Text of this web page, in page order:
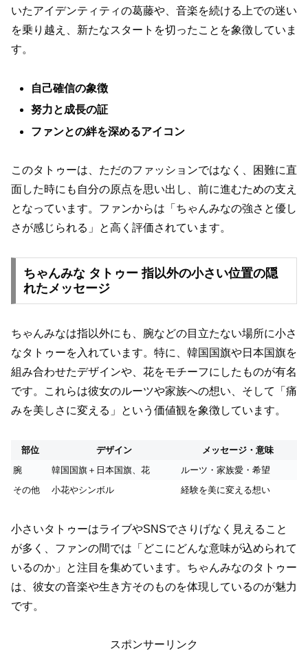
いたアイデンティティの葛藤や、音楽を続ける上での迷い
を乗り越え、新たなスタートを切ったことを象徴していま
す。
自己確信の象徴
努力と成長の証
ファンとの絆を深めるアイコン
このタトゥーは、ただのファッションではなく、困難に直
面した時にも自分の原点を思い出し、前に進むための支え
となっています。ファンからは「ちゃんみなの強さと優し
さが感じられる」と高く評価されています。
ちゃんみな タトゥー 指以外の小さい位置の隠
れたメッセージ
ちゃんみなは指以外にも、腕などの目立たない場所に小さ
なタトゥーを入れています。特に、韓国国旗や日本国旗を
組み合わせたデザインや、花をモチーフにしたものが有名
です。これらは彼女のルーツや家族への想い、そして「痛
みを美しさに変える」という価値観を象徴しています。
部位 デザイン
メッセージ・意味
腕
韓国国旗＋日本国旗、花
ルーツ・家族愛・希望
その他
小花やシンボル 経験を美に変える想い
小さいタトゥーはライブやSNSでさりげなく見えること
が多く、ファンの間では「どこにどんな意味が込められて
いるのか」と注目を集めています。ちゃんみなのタトゥー
は、彼女の音楽や生き方そのものを体現しているのが魅力
です。
スポンサーリンク